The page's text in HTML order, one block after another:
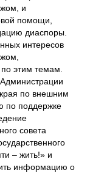
и
помощи,
диаспоры.
интересов
этим темам.
по внешним
по поддержке
совета
– жить!» и
информацию о